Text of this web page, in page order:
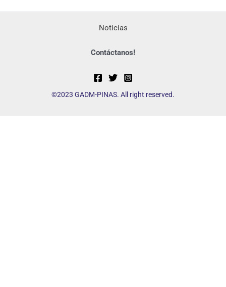
Noticias
Contáctanos!
©2023 GADM-PINAS. All right reserved.